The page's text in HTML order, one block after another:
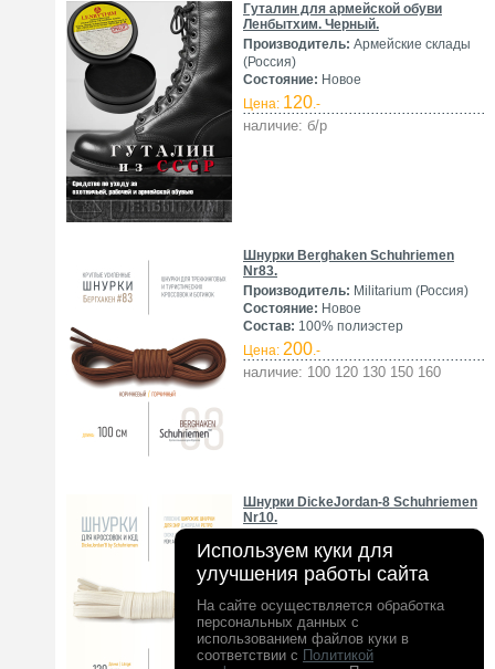
Гуталин для армейской обуви
Ленбытхим. Черный.
Производитель: Армейские склады
(Россия)
Состояние: Новое
Цена: 120.-
наличие: б/р
Шнурки Berghaken Schuhriemen
Nr83.
Производитель: Militarium (Россия)
Состояние: Новое
Состав: 100% полиэстер
Цена: 200.-
наличие: 100 120 130 150 160
Шнурки DickeJordan-8 Schuhriemen
Nr10.
Состояние:Новое
Состав:100% пэ
наличие: 100 120 150
Используем куки для
улучшения работы сайта
На сайте осуществляется обработка
персональных данных с
использованием файлов куки в
соответствии с Политикой